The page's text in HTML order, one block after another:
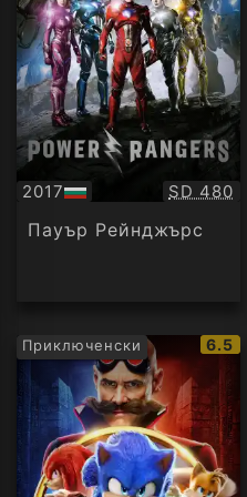
2017
БГ
аудио
SD 480
Пауър Рейнджърс
Приключенски
IMDb
6.5